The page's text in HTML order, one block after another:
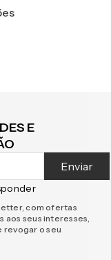
E
Enviar
com ofertas
aos seus interesses,
revogar o seu